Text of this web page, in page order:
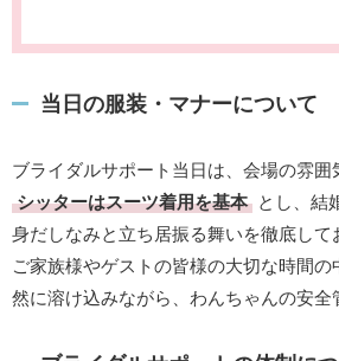
当日の服装・マナーについて
ブライダルサポート当日は、会場の雰囲
シッターはスーツ着用を基本とし、結
身だしなみと立ち居振る舞いを徹底して
ご家族様やゲストの皆様の大切な時間の
然に溶け込みながら、わんちゃんの安全